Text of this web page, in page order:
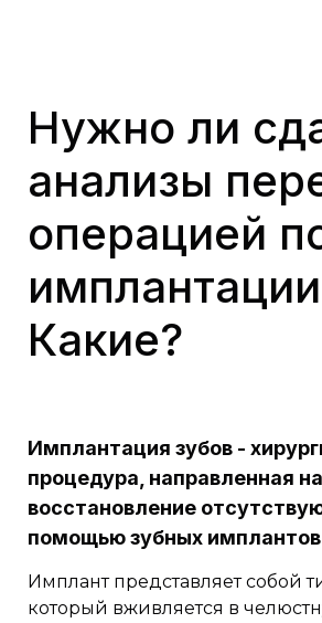
Нужно ли
анализы
операцией
Какие?
Имплантация зубов -
процедура, направленная на
восстановление
помощью зубных имплантов
Имплант представляет собой
который вживляется в